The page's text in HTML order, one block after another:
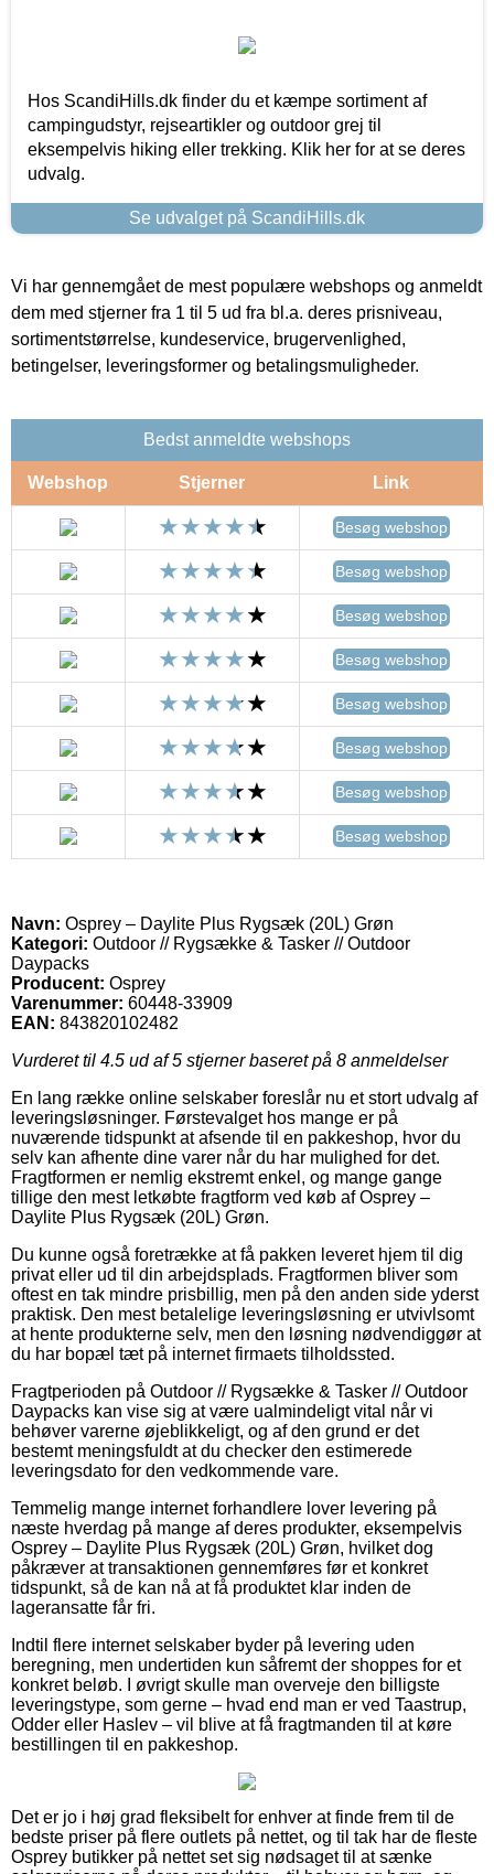
Hos ScandiHills.dk finder du et kæmpe sortiment af
campingudstyr, rejseartikler og outdoor grej til
eksempelvis hiking eller trekking. Klik her for at se deres
udvalg.
Se udvalget på ScandiHills.dk
Vi har gennemgået de mest populære webshops og anmeldt
dem med stjerner fra 1 til 5 ud fra bl.a. deres prisniveau,
sortimentstørrelse, kundeservice, brugervenlighed,
betingelser, leveringsformer og betalingsmuligheder.
Bedst anmeldte webshops
Webshop Stjerner Link
Besøg webshop
Besøg webshop
Besøg webshop
Besøg webshop
Besøg webshop
Besøg webshop
Besøg webshop
Besøg webshop
Navn: Osprey – Daylite Plus Rygsæk (20L) Grøn
Kategori: Outdoor // Rygsække & Tasker // Outdoor
Daypacks
Producent: Osprey
Varenummer: 60448-33909
EAN: 843820102482
Vurderet til 4.5 ud af 5 stjerner baseret på 8 anmeldelser
En lang række online selskaber foreslår nu et stort udvalg af
leveringsløsninger. Førstevalget hos mange er på
nuværende tidspunkt at afsende til en pakkeshop, hvor du
selv kan afhente dine varer når du har mulighed for det.
Fragtformen er nemlig ekstremt enkel, og mange gange
tillige den mest letkøbte fragtform ved køb af Osprey –
Daylite Plus Rygsæk (20L) Grøn.
Du kunne også foretrække at få pakken leveret hjem til dig
privat eller ud til din arbejdsplads. Fragtformen bliver som
oftest en tak mindre prisbillig, men på den anden side yderst
praktisk. Den mest betalelige leveringsløsning er utvivlsomt
at hente produkterne selv, men den løsning nødvendiggør at
du har bopæl tæt på internet firmaets tilholdssted.
Fragtperioden på Outdoor // Rygsække & Tasker // Outdoor
Daypacks kan vise sig at være ualmindeligt vital når vi
behøver varerne øjeblikkeligt, og af den grund er det
bestemt meningsfuldt at du checker den estimerede
leveringsdato for den vedkommende vare.
Temmelig mange internet forhandlere lover levering på
næste hverdag på mange af deres produkter, eksempelvis
Osprey – Daylite Plus Rygsæk (20L) Grøn, hvilket dog
påkræver at transaktionen gennemføres før et konkret
tidspunkt, så de kan nå at få produktet klar inden de
lageransatte får fri.
Indtil flere internet selskaber byder på levering uden
beregning, men undertiden kun såfremt der shoppes for et
konkret beløb. I øvrigt skulle man overveje den billigste
leveringstype, som gerne – hvad end man er ved Taastrup,
Odder eller Haslev – vil blive at få fragtmanden til at køre
bestillingen til en pakkeshop.
Det er jo i høj grad fleksibelt for enhver at finde frem til de
bedste priser på flere outlets på nettet, og til tak har de fleste
Osprey butikker på nettet set sig nødsaget til at sænke